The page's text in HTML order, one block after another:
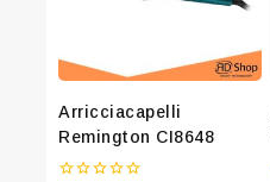
Arricciacapelli
Remington CI8648